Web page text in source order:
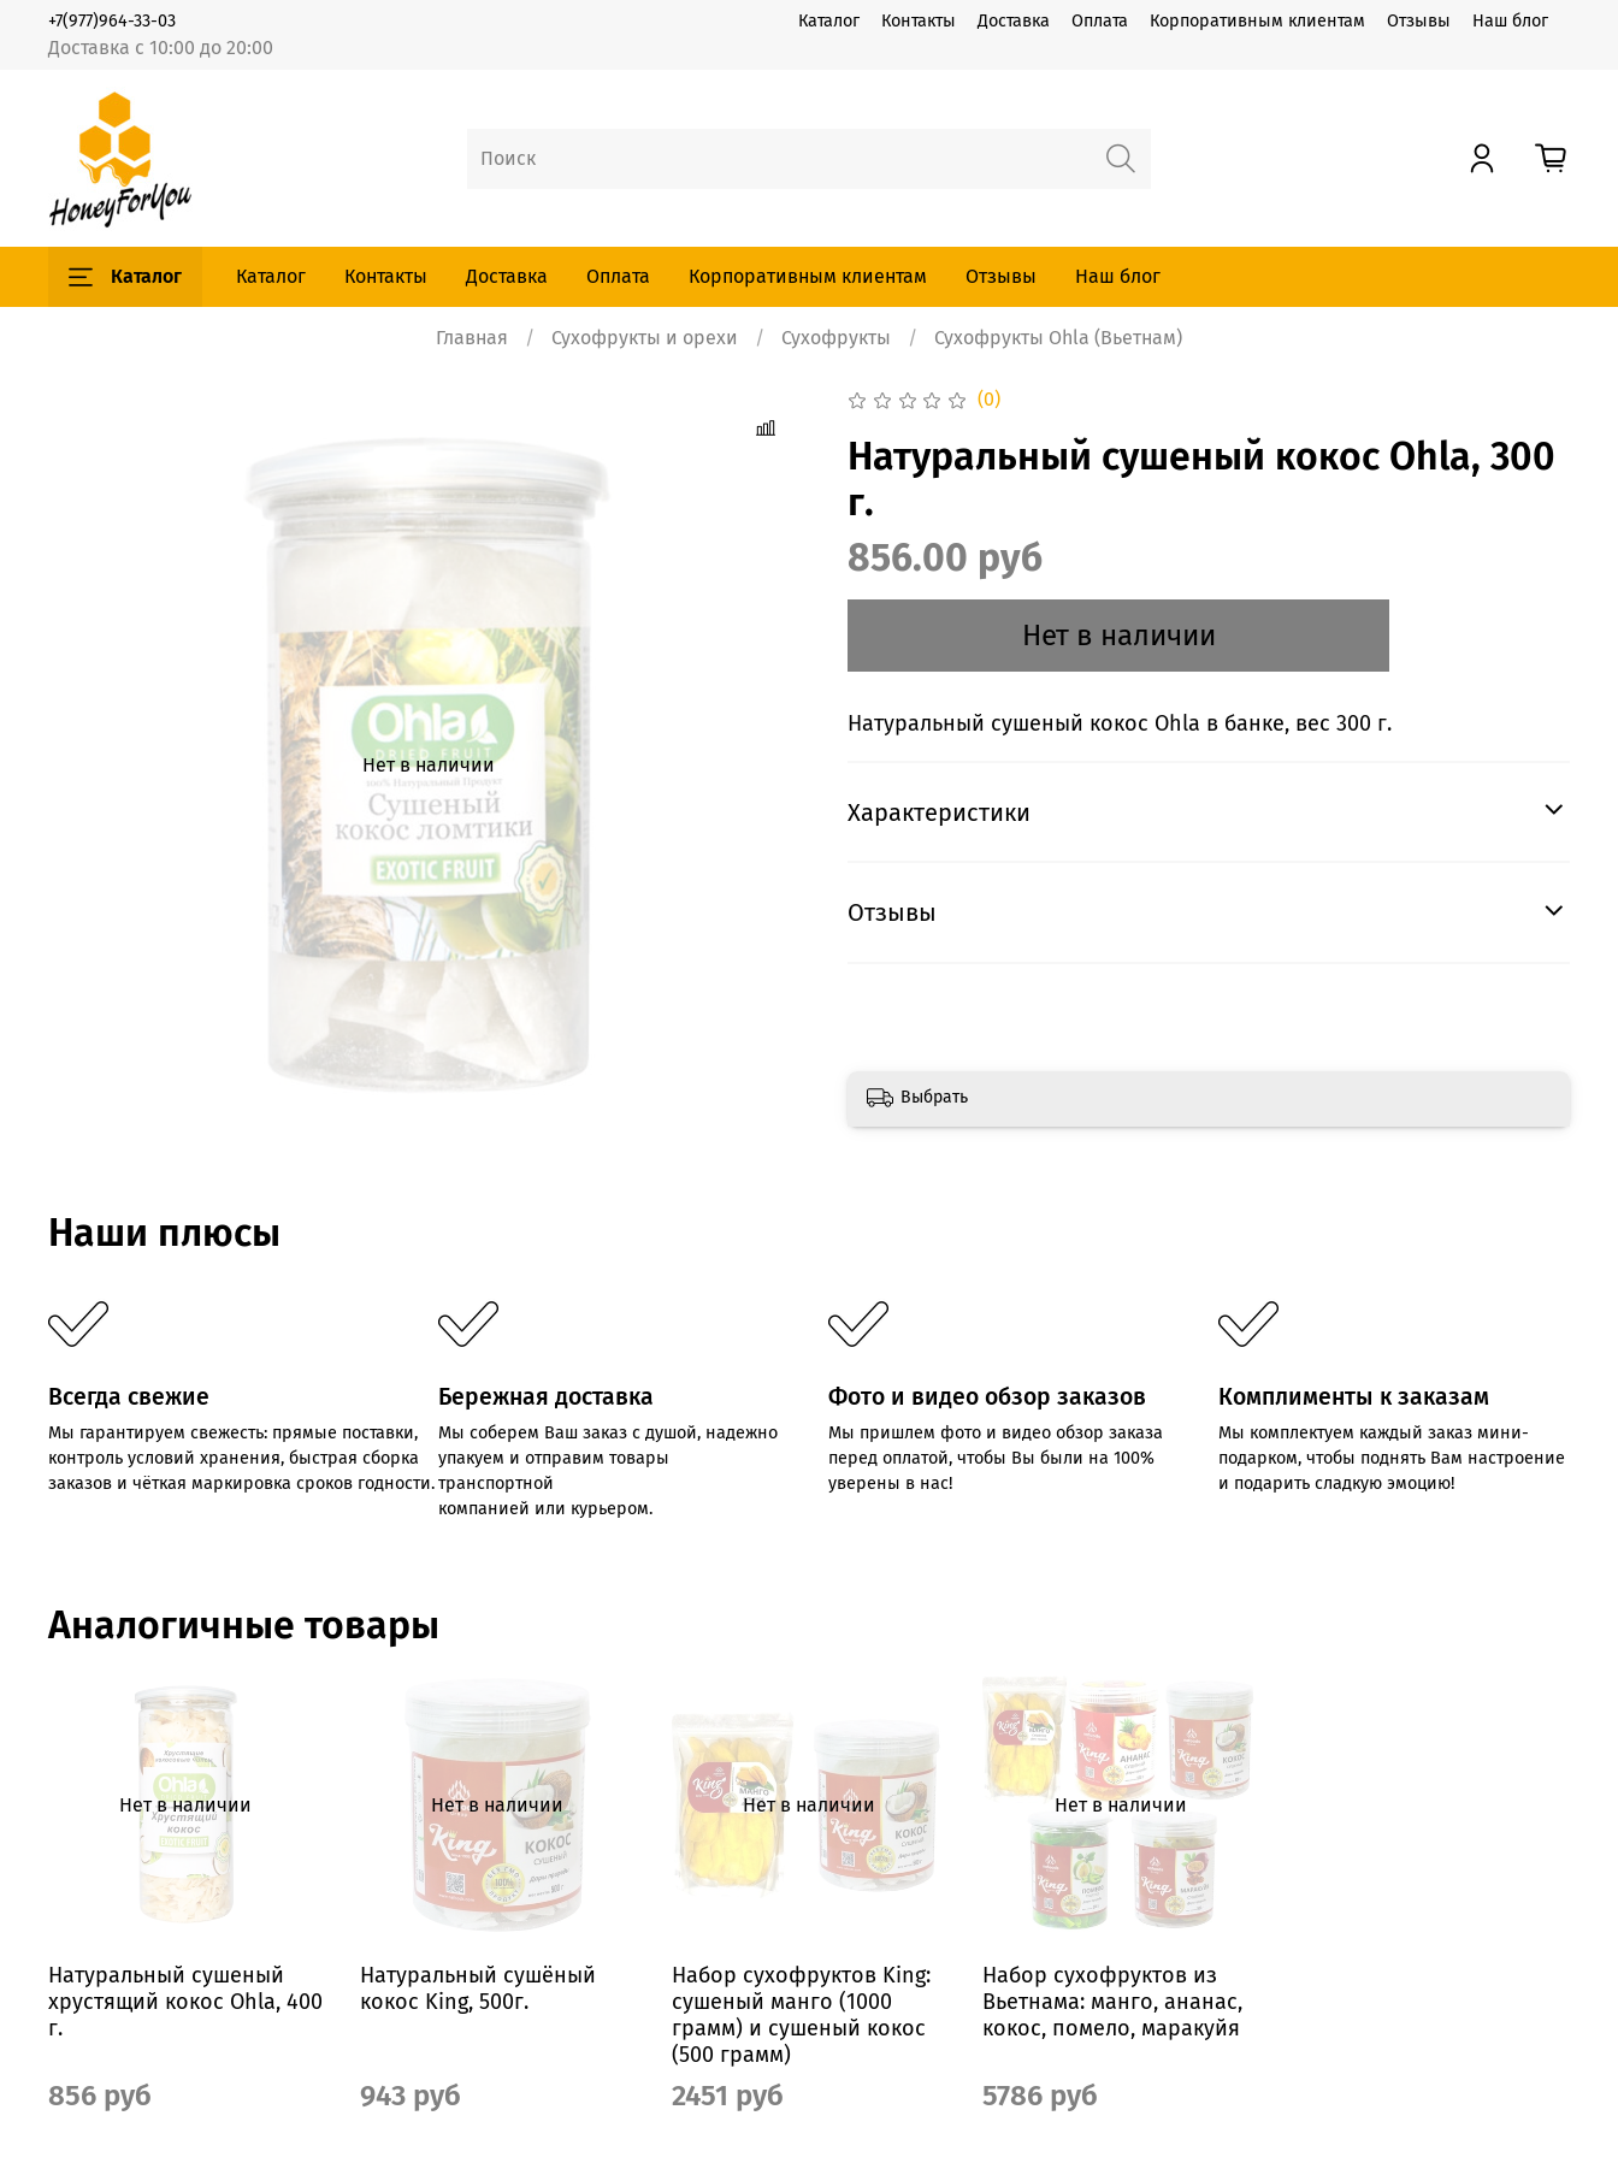
Каталог Контакты Доставка Оплата Корпоративным клиентам Отзывы Наш блог
Доставка с 10:00 до 20:00
+7(977)964-33-03
Каталог Каталог Контакты Доставка Оплата Корпоративным клиентам Отзывы Наш блог
Главная Сухофрукты и орехи Сухофрукты Сухофрукты Ohla (Вьетнам)
Нет в наличии
(0)
Натуральный сушеный кокос Ohla, 300
г.
856.00 руб
Нет в наличии
Натуральный сушеный кокос Ohla в банке, вес 300 г.
Характеристики
Отзывы
Выбрать
Наши плюсы
Всегда свежие
Мы гарантируем свежесть: прямые поставки,
контроль условий хранения, быстрая сборка
заказов и чёткая маркировка сроков годности.
Бережная доставка
Мы соберем Ваш заказ с душой, надежно
упакуем и отправим товары
транспортной
компанией или курьером.
Фото и видео обзор заказов
Мы пришлем фото и видео обзор заказа
перед оплатой, чтобы Вы были на 100%
уверены в нас!
Комплименты к заказам
Мы комплектуем каждый заказ мини-
подарком, чтобы поднять Вам настроение
и подарить сладкую эмоцию!
Аналогичные товары
Нет в наличии
Натуральный сушеный
хрустящий кокос Ohla, 400
г.
856 руб
Нет в наличии
Натуральный сушёный
кокос King, 500г.
943 руб
Нет в наличии
Набор сухофруктов King:
сушеный манго (1000
грамм) и сушеный кокос
(500 грамм)
2451 руб
Нет в наличии
Набор сухофруктов из
Вьетнама: манго, ананас,
кокос, помело, маракуйя
5786 руб